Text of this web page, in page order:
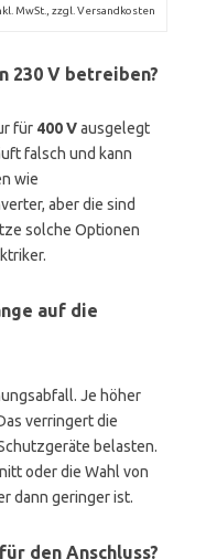
MwSt., zzgl. Versandkosten
230 V betreiben?
für 400 Vausgelegt
falsch und kann
wie
aber die sind
solche Optionen
auf die
Je höher
verringert die
belasten.
oder die Wahl von
dann geringer ist.
den Anschluss?